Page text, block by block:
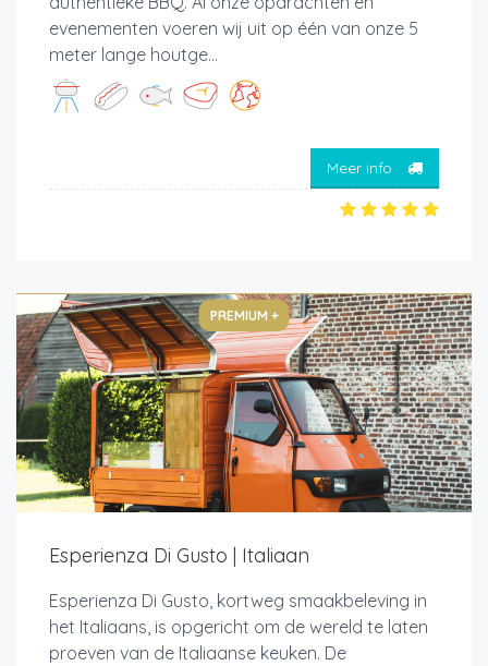
evenementen voeren wij uit op één van onze 5
meter lange houtge...
Meer info
PREMIUM +
Esperienza Di Gusto | Italiaan
Esperienza Di Gusto, kortweg smaakbeleving in
het Italiaans, is opgericht om de wereld te laten
proeven van de Italiaanse keuken. De